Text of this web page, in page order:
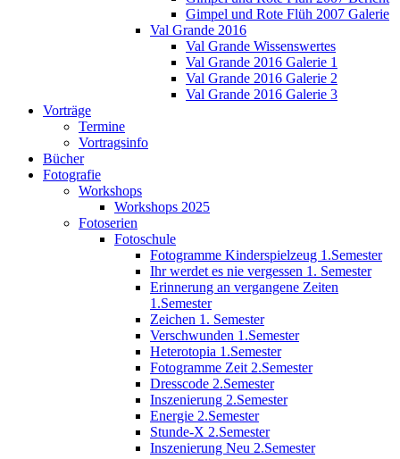
Gimpel und Rote Flüh 2007 Galerie
Val Grande 2016
Val Grande Wissenswertes
Val Grande 2016 Galerie 1
Val Grande 2016 Galerie 2
Val Grande 2016 Galerie 3
Vorträge
Termine
Vortragsinfo
Bücher
Fotografie
Workshops
Workshops 2025
Fotoserien
Fotoschule
Fotogramme Kinderspielzeug 1.Semester
Ihr werdet es nie vergessen 1. Semester
Erinnerung an vergangene Zeiten
1.Semester
Zeichen 1. Semester
Verschwunden 1.Semester
Heterotopia 1.Semester
Fotogramme Zeit 2.Semester
Dresscode 2.Semester
Inszenierung 2.Semester
Energie 2.Semester
Stunde-X 2.Semester
Inszenierung Neu 2.Semester